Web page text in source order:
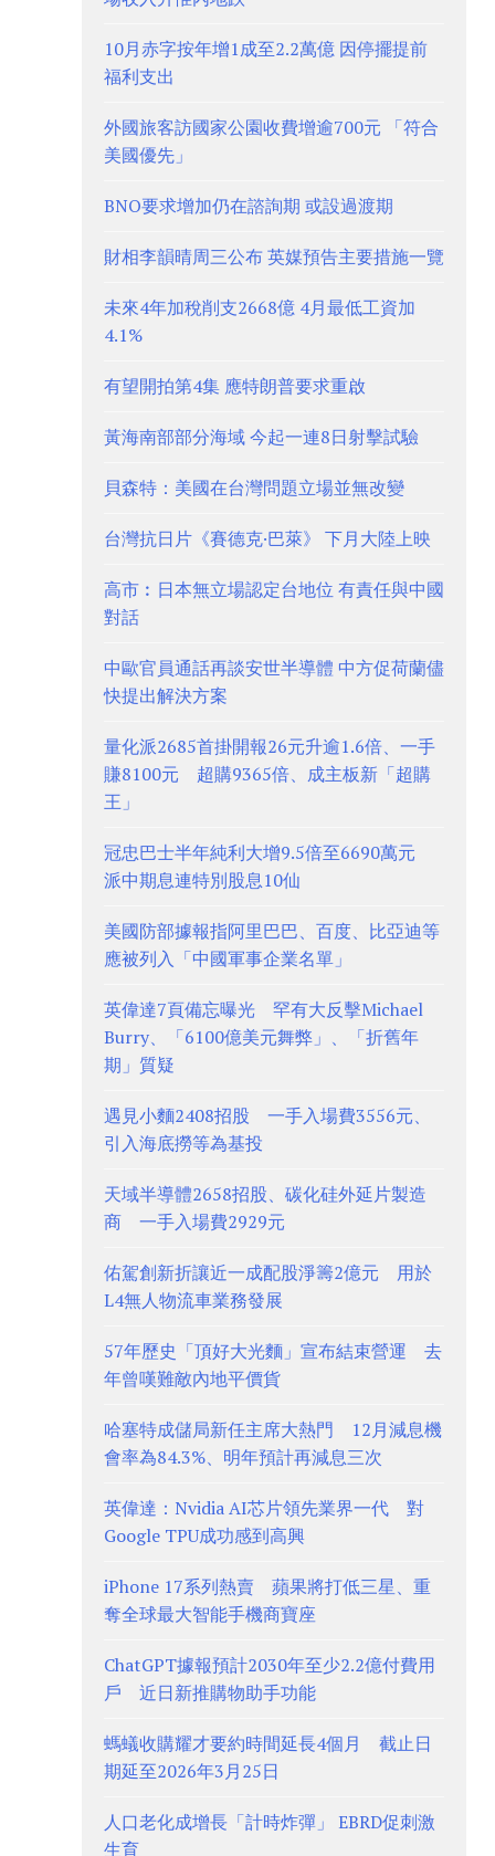
10月赤字按年增1成至2.2萬億 因停擺提前
福利支出
外國旅客訪國家公園收費增逾700元 「符合
美國優先」
BNO要求增加仍在諮詢期 或設過渡期
財相李韻晴周三公布 英媒預告主要措施一覽
未來4年加稅削支2668億 4月最低工資加
4.1%
有望開拍第4集 應特朗普要求重啟
黃海南部部分海域 今起一連8日射擊試驗
貝森特：美國在台灣問題立場並無改變
台灣抗日片《賽德克·巴萊》 下月大陸上映
高市︰日本無立場認定台地位 有責任與中國
對話
中歐官員通話再談安世半導體 中方促荷蘭儘
快提出解決方案
量化派2685首掛開報26元升逾1.6倍、一手
賺8100元 超購9365倍、成主板新「超購
王」
冠忠巴士半年純利大增9.5倍至6690萬元
派中期息連特別股息10仙
美國防部據報指阿里巴巴、百度、比亞迪等
應被列入「中國軍事企業名單」
英偉達7頁備忘曝光 罕有大反擊Michael
Burry、「6100億美元舞弊」、「折舊年
期」質疑
遇見小麵2408招股 一手入場費3556元、
引入海底撈等為基投
天域半導體2658招股、碳化硅外延片製造
商 一手入場費2929元
佑駕創新折讓近一成配股淨籌2億元 用於
L4無人物流車業務發展
57年歷史「頂好大光麵」宣布結束營運 去
年曾嘆難敵內地平價貨
哈塞特成儲局新任主席大熱門 12月減息機
會率為84.3%、明年預計再減息三次
英偉達：Nvidia AI芯片領先業界一代 對
Google TPU成功感到高興
iPhone 17系列熱賣 蘋果將打低三星、重
奪全球最大智能手機商寶座
ChatGPT據報預計2030年至少2.2億付費用
戶 近日新推購物助手功能
螞蟻收購耀才要約時間延長4個月 截止日
期延至2026年3月25日
人口老化成增長「計時炸彈」 EBRD促刺激
生育